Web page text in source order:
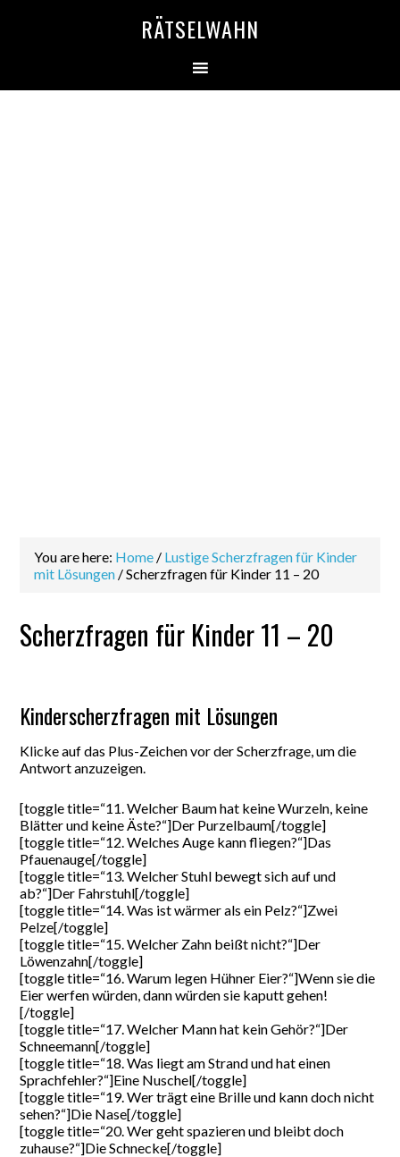
RÄTSELWAHN
You are here: Home / Lustige Scherzfragen für Kinder
mit Lösungen /Scherzfragen für Kinder 11 – 20
Scherzfragen für Kinder 11 – 20
Kinderscherzfragen mit Lösungen
Klicke auf das Plus-Zeichen vor der Scherzfrage, um die
Antwort anzuzeigen.
[toggle title=“11. Welcher Baum hat keine Wurzeln, keine
Blätter und keine Äste?“]Der Purzelbaum[/toggle]
[toggle title=“12. Welches Auge kann fliegen?“]Das
Pfauenauge[/toggle]
[toggle title=“13. Welcher Stuhl bewegt sich auf und
ab?“]Der Fahrstuhl[/toggle]
[toggle title=“14. Was ist wärmer als ein Pelz?“]Zwei
Pelze[/toggle]
[toggle title=“15. Welcher Zahn beißt nicht?“]Der
Löwenzahn[/toggle]
[toggle title=“16. Warum legen Hühner Eier?“]Wenn sie die
Eier werfen würden, dann würden sie kaputt gehen!
[/toggle]
[toggle title=“17. Welcher Mann hat kein Gehör?“]Der
Schneemann[/toggle]
[toggle title=“18. Was liegt am Strand und hat einen
Sprachfehler?“]Eine Nuschel[/toggle]
[toggle title=“19. Wer trägt eine Brille und kann doch nicht
sehen?“]Die Nase[/toggle]
[toggle title=“20. Wer geht spazieren und bleibt doch
zuhause?“]Die Schnecke[/toggle]